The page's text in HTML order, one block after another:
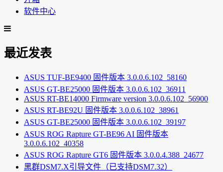
软件中心
最近发表
ASUS TUF-BE9400 固件版本 3.0.0.6.102_58160
ASUS GT-BE25000 固件版本 3.0.0.6.102_36911
ASUS RT-BE14000 Firmware version 3.0.0.6.102_56900
ASUS RT-BE92U 固件版本 3.0.0.6.102_38961
ASUS GT-BE25000 固件版本 3.0.0.6.102_39197
ASUS ROG Rapture GT-BE96 AI 固件版本
3.0.0.6.102_40358
ASUS ROG Rapture GT6 固件版本 3.0.0.4.388_24677
黑群DSM7.X引导文件（已支持DSM7.32）